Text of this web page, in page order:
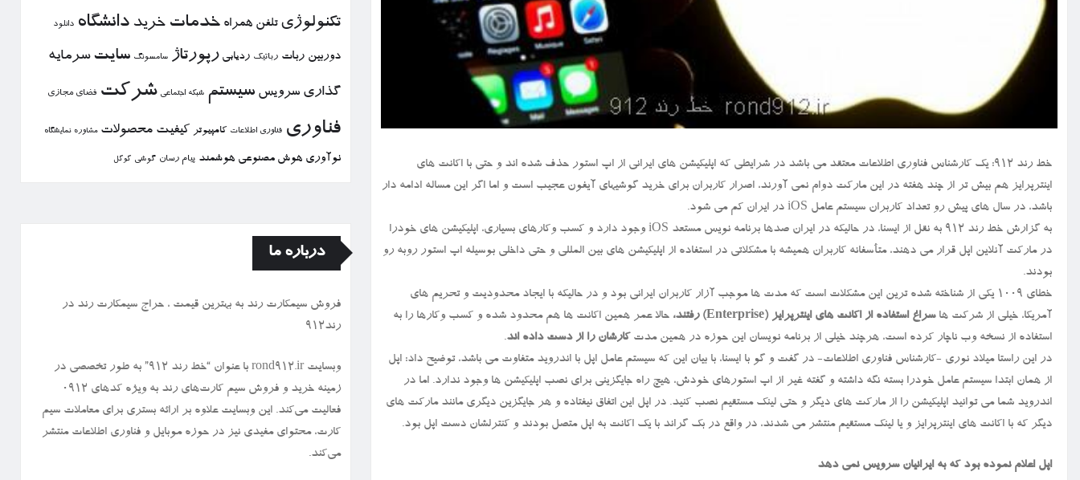
خط رند ۹۱۲: یک کارشناس فناوری اطلاعات معتقد می باشد در شرایطی که اپلیکیشن های ایرانی از اپ استور حذف شده اند و حتی با اکانت های
اینترپرایز هم بیش تر از چند هفته در این مارکت دوام نمی آورند، اصرار کاربران برای خرید گوشیهای آیفون عجیب است و اما اگر این مساله ادامه دار
باشد، در سال های پیش رو تعداد کاربران سیستم عامل iOS در ایران کم می شود.
به گزارش خط رند ۹۱۲ به نقل از ایسنا، در حالیکه در ایران صدها برنامه نویس مستعد iOS وجود دارد و کسب وکارهای بسیاری، اپلیکیشن های خودرا
در مارکت آنلاین اپل قرار می دهند، متأسفانه کاربران همیشه با مشکلاتی در استفاده از اپلیکیشن های بین المللی و حتی داخلی بوسیله اپ استور روبه رو
بودند.
خطای ۱۰۰۹ یکی از شناخته شده ترین این مشکلات است که مدت ها موجب آزار کاربران ایرانی بود و در حالیکه با ایجاد محدودیت و تحریم های
آمریکا، خیلی از شرکت ها سراغ استفاده از اکانت های اینترپرایز (Enterprise) رفتند ، حالا عمر همین اکانت ها هم محدود شده و کسب وکارها را به
استفاده از نسخه وب ناچار کرده است، هرچند خیلی از برنامه نویسان این حوزه در همین مدت کارشان را از دست داده اند.
در این راستا میلاد نوری -کارشناس فناوری اطلاعات- در گفت و گو با ایسنا، با بیان این که سیستم عامل اپل با اندروید متفاوت می باشد، توضیح داد: اپل
از همان ابتدا سیستم عامل خودرا بسته نگه داشته و گفته غیر از اپ استورهای خودش، هیچ راه جایگزینی برای نصب اپلیکیشن ها وجود ندارد. اما در
اندروید شما می توانید اپلیکیشن را از مارکت های دیگر و حتی لینک مستقیم نصب کنید. در اپل این اتفاق نیفتاده و هر جایگزین دیگری مانند مارکت های
دیگر که با اکانت های اینترپرایز و یا لینک مستقیم منتشر می شدند، در واقع در بک گراند با یک اکانت به اپل متصل بودند و کنترلشان دست اپل بود.
اپل اعلام نموده بود که به ایرانیان سرویس نمی دهد
تكنولوژی تلفن همراه خدمات خرید دانشگاه دانلود
دوربین ربات رباتیك ردیابی رپورتاژ سامسونگ سایت سرمایه
گذاری سرویس سیستم شبكه اجتماعی شركت فضای مجازی
فناوری فناوری اطلاعات كامپیوتر كیفیت محصولات مشاوره نمایشگاه
نوآوری هوش مصنوعی هوشمند پیام رسان گوشی گوگل
درباره ما
فروش سیمكارت رند به بهترین قیمت ، حراج سیمكارت رند در
رند912
وبسایت rond912.ir با عنوان “خط رند ۹۱۲” به طور تخصصی در
زمینه خرید و فروش سیم کارت‌های رند به ویژه کدهای ۰۹۱۲
فعالیت می‌کند. این وبسایت علاوه بر ارائه بستری برای معاملات سیم
کارت، محتوای مفیدی نیز در حوزه موبایل و فناوری اطلاعات منتشر
می‌کند.